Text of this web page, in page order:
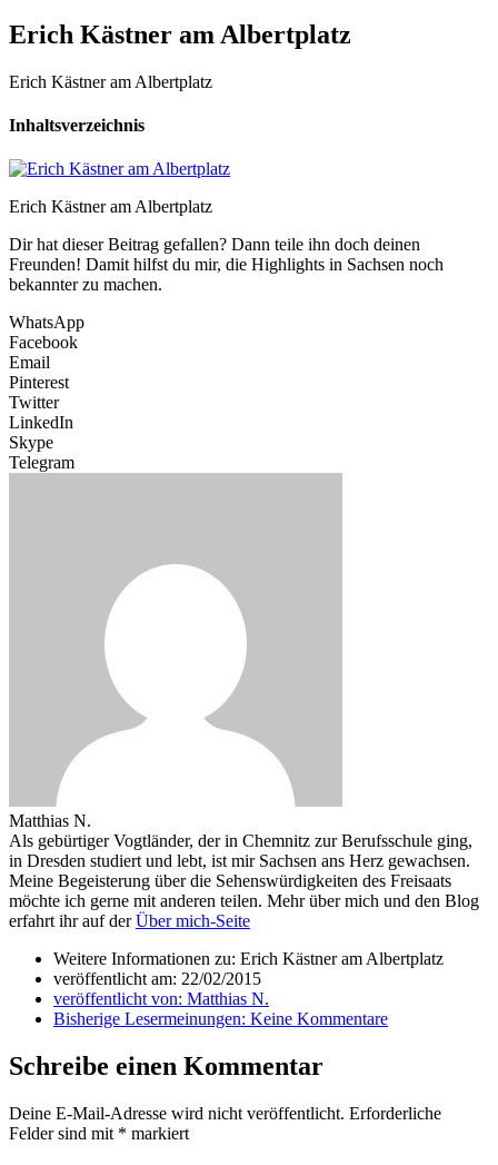
Erich Kästner am Albertplatz
Erich Kästner am Albertplatz
Inhaltsverzeichnis
Erich Kästner am Albertplatz
Dir hat dieser Beitrag gefallen? Dann teile ihn doch deinen
Freunden! Damit hilfst du mir, die Highlights in Sachsen noch
bekannter zu machen.
WhatsApp
Facebook
Email
Pinterest
Twitter
LinkedIn
Skype
Telegram
Matthias N.
Als gebürtiger Vogtländer, der in Chemnitz zur Berufsschule ging,
in Dresden studiert und lebt, ist mir Sachsen ans Herz gewachsen.
Meine Begeisterung über die Sehenswürdigkeiten des Freisaats
möchte ich gerne mit anderen teilen. Mehr über mich und den Blog
erfahrt ihr auf derÜber mich-Seite
Weitere Informationen zu: Erich Kästner am Albertplatz
veröffentlicht am: 22/02/2015
veröffentlicht von: Matthias N.
Bisherige Lesermeinungen: Keine Kommentare
Schreibe einen Kommentar
Deine E-Mail-Adresse wird nicht veröffentlicht. Erforderliche
Felder sind mit * markiert